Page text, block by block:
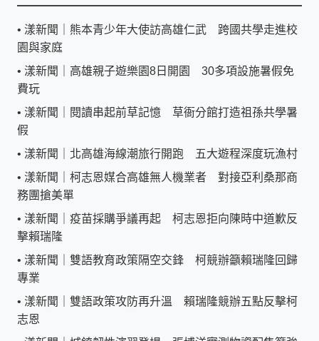
• 漾新聞｜熊本青少年大使訪高雄仁武 跨國共學走進校
園與家庭
• 漾新聞｜高雄親子遊樂園8日開園 30多項設施暑假免
費玩
• 漾新聞｜閱讀串起前草記憶 草衙分館打造祖孫共學暑
假
• 漾新聞｜北高雄海線潮旅行開跑 五大遊程深度玩漁村
• 漾新聞｜柯志恩媒合高雄無人機業者 對接亞利桑那商
務團搶美單
• 漾新聞｜疫苗採購爭議再起 柯志恩拒向陳時中道歉反
擊賴瑞隆
• 漾新聞｜雙語教育政策隔空交鋒 柯競辦籲賴瑞隆回歸
專業
• 漾新聞｜雙語政策攻防再升溫 賴瑞隆競辦五點反擊柯
志恩